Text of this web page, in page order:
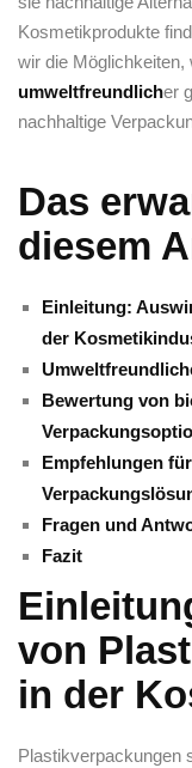
Kosmetikprodukte
wir die Möglichkeiten,
umweltfreundlicher
nachhaltige
Das
diesem
Einleitung:
der
Bewertung ‌von
Empfehlungen
Fragen und
Fazit
von
in ‍der
Plastikverpackungen